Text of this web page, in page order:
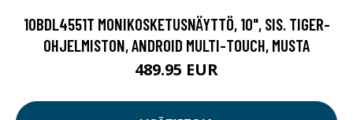
10BDL4551T MONIKOSKETUSNÄYTTÖ, 10", SIS. TIGER-
OHJELMISTON, ANDROID MULTI-TOUCH, MUSTA
489.95 EUR